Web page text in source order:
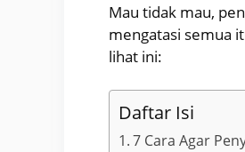
Mau tidak mau,
mengatasi semua
lihat ini:
Daftar Isi
7 Cara Agar